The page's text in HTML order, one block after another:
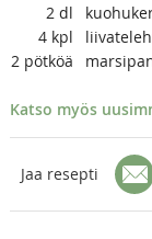
2 dl
4 kpl
2 pötköä
Katso myös
Jaa resepti